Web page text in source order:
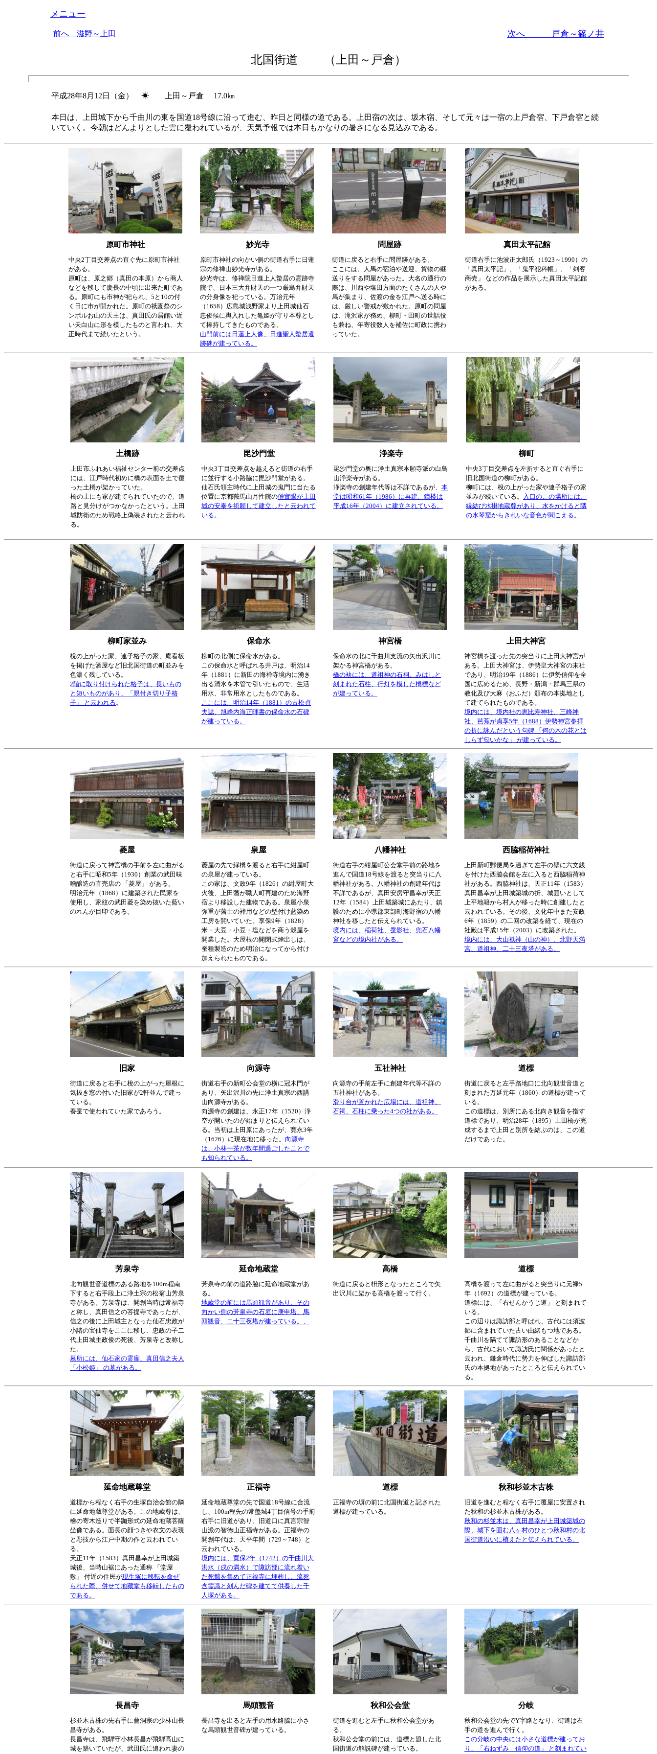
メニュー
前へ 滋野～上田 次へ 戸倉～篠ノ井
北国街道 （上田～戸倉）
平成28年8月12日（金） ☀ 上田～戸倉 17.0㎞
本日は、上田城下から千曲川の東を国道18号線に沿って進む、昨日と同様の道である。上田宿の次は、坂木宿、そして元々は一宿の上戸倉宿、下戸倉宿と続
いていく。今朝はどんよりとした雲に覆われているが、天気予報では本日もかなりの暑さになる見込みである。
原町市神社 妙光寺 問屋跡 真田太平記館
中央2丁目交差点の直ぐ先に原町市神社
がある。
原町は、原之郷（真田の本原）から商人
などを移して慶長の中頃に出来た町であ
る。原町にも市神が祀られ、5と10の付
く日に市が開かれた。原町の祇園祭のシ
ンボルお山の天王は、真田氏の居館い近
い天白山に形を模したものと言われ、大
正時代まで続いたという。
原町市神社の向かい側の街道右手に日蓮
宗の修禅山妙光寺がある。
妙光寺は、修禅院日進上人蟄居の霊跡寺
院で、日本三大弁財天の一つ厳島弁財天
の分身像を祀っている。万治元年
（1658）広島城浅野家より上田城仙石
忠俊候に輿入れした亀姫が守り本尊とし
て捧持してきたものである。
山門前には日蓮上人像、日進聖人蟄居遺
跡碑が建っている。
街道に戻ると右手に問屋跡がある。
ここには、人馬の宿泊や送迎、貨物の継
送りをする問屋があった。大名の通行の
際は、川西や塩田方面のたくさんの人や
馬が集まり、佐渡の金を江戸へ送る時に
は、厳しい警戒が敷かれた。原町の問屋
は、滝沢家が務め、柳町・田町の世話役
も兼ね、年寄役数人を補佐に町政に携わ
っていた。
街道右手に池波正太郎氏（1923～1990）の
「真田太平記」、「鬼平犯科帳」、「剣客
商売」 などの作品を展示した真田太平記館
がある。
土橋跡 毘沙門堂 浄楽寺 柳町
上田市ふれあい福祉センター前の交差点
には、江戸時代初めに橋の表面を土で覆
った土橋が架かっていた。
橋の上にも家が建てられていたので、道
路と見分けがつかなかったという。上田
城防衛のため戦略上偽装されたと云われ
る。
中央3丁目交差点を越えると街道の右手
に並行する小路脇に毘沙門堂がある。
仙石氏領主時代に上田城の鬼門に当たる
位置に京都鞍馬山月性院の僧實眼が上田
城の安泰を祈願して建立したと云われて
いる。
毘沙門堂の奥に浄土真宗本願寺派の白鳥
山浄楽寺がある。
浄楽寺の創建年代等は不詳であるが、 本
堂は昭和61年（1986）に再建、鐘楼は
平成16年（2004）に建立されている。
中央3丁目交差点を左折すると直ぐ右手に
旧北国街道の柳町がある。
柳町には、梲の上がった家や連子格子の家
並みが続いている。
入口のこの場所には、
縁結び水掛地蔵尊があり、水をかけると隣
の水琴窟からきれいな音色が聞こえる。
柳町家並み 保命水 神宮橋 上田大神宮
梲の上がった家、連子格子の家、庵看板
を掲げた酒屋など旧北国街道の町並みを
色濃く残している。
2階に取り付けられた格子は、長いもの
と短いものがあり、「親付き切り子格
子」 と云われる。
柳町の北側に保命水がある。
この保命水と呼ばれる井戸は、明治14
年（1881）に新田の海禅寺境内に湧き
出る清水を木管で引いたもので、生活
用水、非常用水としたものである。
ここには、明治14年（1881）の古松貞
夫誌、旭峰内海正暉書の保命水の石碑
が建っている。
保命水の北に千曲川支流の矢出沢川に
架かる神宮橋がある。
橋の袂には、道祖神の石祠、みはしと
刻まれた石柱、行灯を模した橋標など
が建っている。
神宮橋を渡った先の突当りに上田大神宮が
ある。上田大神宮は、伊勢皇大神宮の末社
であり、明治19年（1886）に伊勢信仰を全
国に広めるため、長野・新潟・群馬三県の
教化及び大麻（おふだ）頒布の本拠地とし
て建てられたものである。
境内には、境内社の恵比寿神社、三峰神
社、芭蕉が貞享5年（1688）伊勢神宮参拝
の折に詠んだという句碑 「何の木の花とは
しらず匂いかな」 が建っている。
菱屋 泉屋 八幡神社 西脇稲荷神社
街道に戻って神宮橋の手前を左に曲がる
と右手に昭和5年（1930）創業の武田味
噌醸造の直売店の 「菱屋」 がある。
明治元年（1868）に建築された民家を
使用し、家紋の武田菱を染め抜いた藍い
のれんが目印である。
菱屋の先で緑橋を渡ると右手に紺屋町
の泉屋が建っている。
この家は、文政9年（1826）の紺屋町大
火後、上田藩が職人町再建のため海野
宿より移設した建物である。泉屋小泉
弥重が藩士の裃用などの型付け藍染め
工房を開いていた。享保9年（1828）
米・大豆・小豆・塩などを商う穀屋を
開業した。大屋根の開閉式煙出しは、
蚕種製造のため明治になってから付け
加えられたものである。
街道右手の紺屋町公会堂手前の路地を
進んで国道18号線を渡ると突当りに八
幡神社がある。八幡神社の創建年代は
不詳であるが、真田安房守昌幸が天正
12年（1584）上田城築城にあたり、鎮
護のために小県郡東部町海野宿の八幡
神社を移したと伝えられている。
境内には、稲荷社、蚕影社、兜石八幡
宮などの境内社がある。
上田新町郵便局を過ぎて左手の壁に六文銭
を付けた西脇会館を左に入ると西脇稲荷神
社がある。西脇神社は、天正11年（1583）
真田昌幸が上田城築城の折、城囲いとして
上平地籍から村人が移った時に創建したと
云われている。その後、文化年中また安政
6年（1859）の二回の改築を経て、現在の
社殿は平成15年（2003）に改築された。
境内には、大山祇神（山の神）、北野天満
宮、道祖神、二十三夜塔がある。
旧家 向源寺 五社神社 道標
街道に戻ると右手に梲の上がった屋根に
気抜き窓の付いた旧家が2軒並んで建っ
ている。
養蚕で使われていた家であろう。
街道右手の新町公会堂の横に冠木門が
あり、矢出沢川の先に浄土真宗の西講
山向源寺がある。
向源寺の創建は、永正17年（1520）浄
空が開いたのが始まりと伝えられてい
る。当初は上田原にあったが、寛永3年
（1626）に現在地に移った。 向源寺
は、小林一茶が数年間過ごしたことで
も知られている。
向源寺の手前左手に創建年代等不詳の
五社神社がある。
滑り台が置かれた広場には、道祖神、
石祠、石柱に乗った4つの社がある。
街道に戻ると左手路地口に北向観世音道と
刻まれた万延元年（1860）の道標が建って
いる。
この道標は、別所にある北向き観音を指す
道標であり、明治28年（1895）上田橋が完
成するまで上田と別所を結ぶのは、この道
だけであった。
芳泉寺 延命地蔵堂 高橋 道標
北向観世音道標のある路地を100m程南
下すると右手段上に浄土宗の松翁山芳泉
寺がある。芳泉寺は、開創当時は常福寺
と称し、真田信之の菩提寺であったが、
信之の後に上田城主となった仙石忠政が
小諸の宝仙寺をここに移し、忠政の子二
代上田城主政俊の死後、芳泉寺と改称し
た。
墓所には、仙石家の霊廟、真田信之夫人
「小松姫」 の墓がある。
芳泉寺の前の道路脇に延命地蔵堂があ
る。
地蔵堂の前には馬頭観音があり、その
向かい側の芳泉寺の石垣に庚申塔、馬
頭観音、二十三夜塔が建っている。、
街道に戻ると枡形となったところで矢
出沢川に架かる高橋を渡って行く。
高橋を渡って左に曲がると突当りに元禄5
年（1692）の道標が建っている。
道標には、「右せんかうじ道」 と刻まれて
いる。
この辺りは諏訪部と呼ばれ、古代には須波
郷に含まれていた古い由緒もつ地である。
千曲川を隔てて諏訪形のあることなどか
ら、古代において諏訪氏に関係があったと
云われ、鎌倉時代に勢力を伸ばした諏訪部
氏の本拠地があったところと伝えられてい
る。
延命地蔵尊堂 正福寺 道標 秋和杉並木古株
道標から程なく右手の生塚自治会館の隣
に延命地蔵尊堂がある。この地蔵尊は、
檜の寄木造りで半跏形式の延命地蔵菩薩
坐像である。面長の顔つきや衣文の表現
と彫技から江戸中期の作と云われてい
る。
天正11年（1583）真田昌幸が上田城築
城後、当時山裾にあった通称 「堂屋
敷」 付近の住民が現生塚に移転を命ぜ
られた際、併せて地藏堂も移転したもの
である。
延命地蔵尊堂の先で国道18号線に合流
し、100m程先の常盤城4丁目信号の手前
右手に旧道があり、旧道口に真言宗智
山派の智徳山正福寺がある。正福寺の
開創年代は、天平年間（729～748）と
云われている。
境内には、寛保2年（1742）の千曲川大
洪水（戌の満水）で諏訪部に流れ着い
た死骸を集めて正福寺に埋葬し、流死
含霊識と刻んだ碑を建てて供養した千
人塚がある。
正福寺の塀の前に北国街道と記された
道標が建っている。
旧道を進むと程なく右手に覆屋に安置され
た秋和の杉並木古株がある。
秋和の杉並木は、真田昌幸が上田城築城の
際、城下を囲む八ヶ村のひとつ秋和村の北
国街道沿いに植えたと伝えられている。
長昌寺 馬頭観音 秋和公会堂 分岐
杉並木古株の先右手に曹洞宗の少林山長
昌寺がある。
長昌寺は、飛騨守小林長昌が飛騨高山に
城を築いていたが、武田氏に追われ妻の
長昌寺を出ると左手の用水路脇に小さ
な馬頭観世音碑が建っている。
街道を進むと左手に秋和公会堂があ
る。
秋和公会堂の前には、道標と題した北
国街道の解説碑が建っている。
秋和公会堂の先でY字路となり、街道は右
手の道を進んで行く。
この分岐の中央には小さな道標が建ってお
り、「右ねずみ 信仰の道」 と刻まれてい